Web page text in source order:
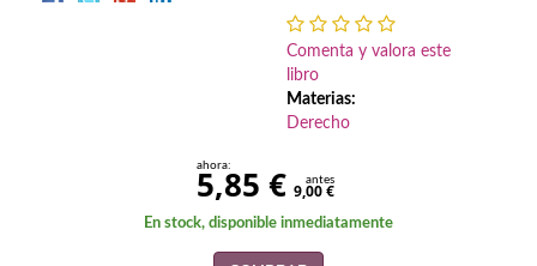
Comenta y valora este
libro
Materias:
Derecho
ahora:
5,85 € antes
9,00 €
En stock, disponible inmediatamente